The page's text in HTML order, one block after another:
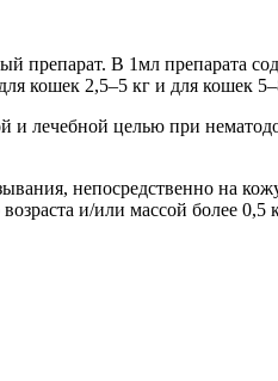
В 1мл препарата
кошек 2,5–5 кг и для кошек
лечебной целью при
непосредственно на
и/или массой более 0,5